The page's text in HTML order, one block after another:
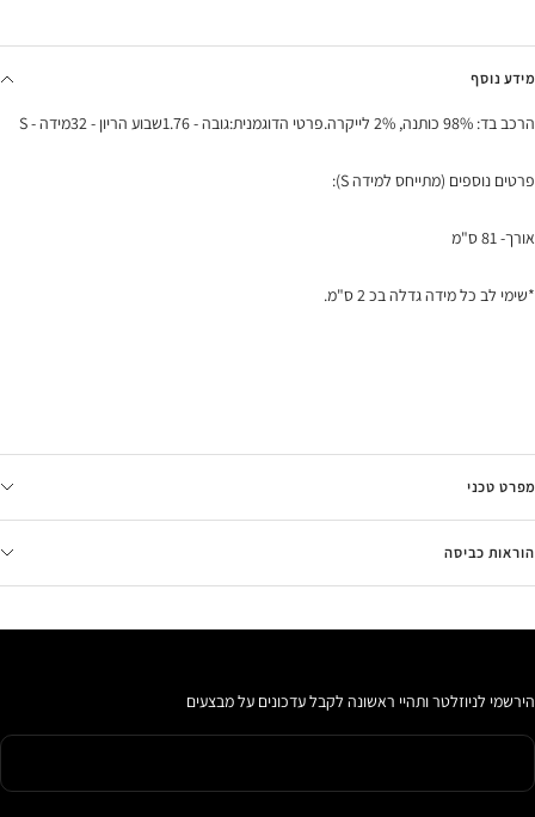
מידע נוסף
הרכב בד: 98% כותנה, 2% לייקרה.פרטי הדוגמנית:גובה - 1.76שבוע הריון - 32מידה - S
פרטים נוספים (מתייחס למידה S):
אורך- 81 ס"מ
*שימי לב כל מידה גדלה בכ 2 ס"מ.
מפרט טכני
הוראות כביסה
הירשמי לניוזלטר ותהיי ראשונה לקבל עדכונים על מבצעים